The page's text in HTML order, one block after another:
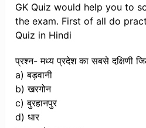
GK Quiz would help you to
the exam. First of all do
Quiz in Hindi
प्रश्न- मध्य प्रदेश का सबसे दक्षिणी
a) बड़वानी
b) खरगोन
c) बुरहानपुर
d) धार